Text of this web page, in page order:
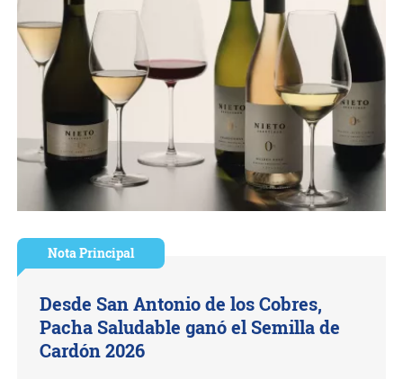
Nota Principal
Desde San Antonio de los Cobres,
Pacha Saludable ganó el Semilla de
Cardón 2026